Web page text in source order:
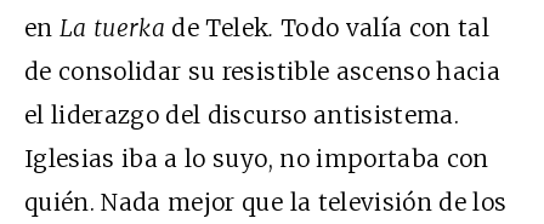
enLa tuerka de Telek. Todo valía con tal
de consolidar su resistible ascenso hacia
el liderazgo del discurso antisistema.
Iglesias iba a lo suyo, no importaba con
quién. Nada mejor que la televisión de los